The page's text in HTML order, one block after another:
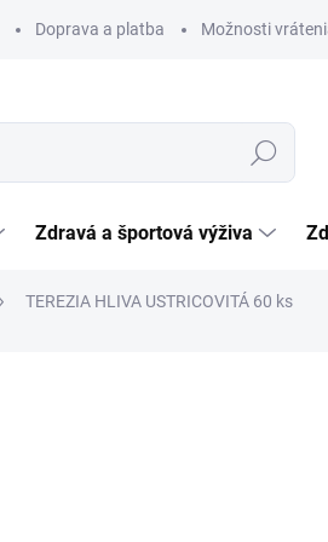
Doprava a platba Možnosti
Hľadať
Zdravá a športová výživa
TEREZIA HLIVA USTRICOVITÁ 60 ks